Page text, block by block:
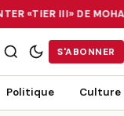
«TIER III» DE
MOHAMMADIA, UN
S'ABONNER
Politique Culture